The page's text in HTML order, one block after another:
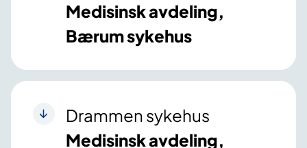
Medisinsk avdeling,
Bærum sykehus
Drammen sykehus
Medisinsk avdeling,